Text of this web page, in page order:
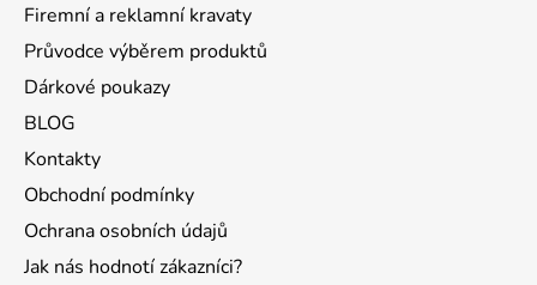
Firemní a reklamní kravaty
Průvodce výběrem produktů
Dárkové poukazy
BLOG
Kontakty
Obchodní podmínky
Ochrana osobních údajů
Jak nás hodnotí zákazníci?